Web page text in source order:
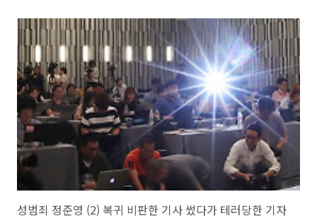
영화 버전을 스핀오프spinoff라 하는데, 마블 영화 어벤져스 시리즈가
대표적이요, 그것을 구성하는 개별 영웅담 역시 그 하나하나가 무수한 스
핀오프를 양산한다. 다만 영화계에서 통용하는 스핀오프는 전작과 후작,
그들이 긴밀하게 연동하지만, 버닝썬 게이트를 구성하는 많은 사건은 실
은 그 촉매제인 버닝썬 폭력사건과는 하등 관련이 없다. 이 점 무척이나
독특하다. ..
성범죄 정준영 (2) 복귀 비판한 기사 썼다가 테러당한 기자